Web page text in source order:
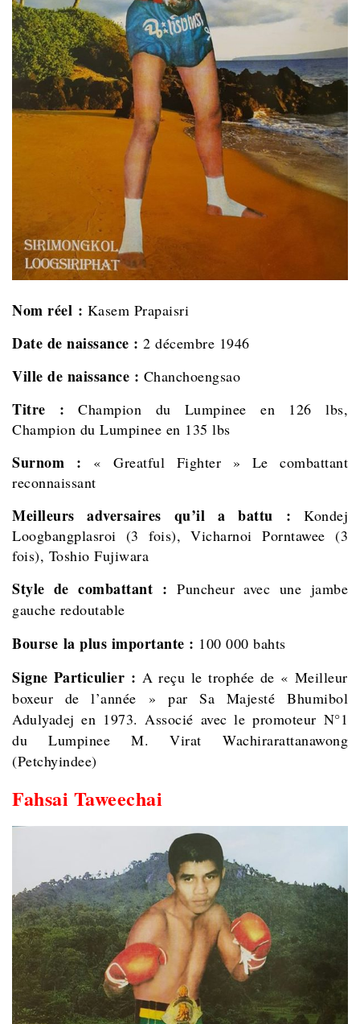
Nom réel : Kasem Prapaisri
Date de naissance : 2 décembre 1946
Ville de naissance : Chanchoengsao
Titre :Champion du Lumpinee en 126 lbs,
Champion du Lumpinee en 135 lbs
Surnom : « Greatful Fighter » Le combattant
reconnaissant
Meilleurs adversaires qu’il a battu : Kondej
Loogbangplasroi (3 fois), Vicharnoi Porntawee (3
fois), Toshio Fujiwara
Style de combattant :Puncheur avec une jambe
gauche redoutable
Bourse la plus importante : 100 000 bahts
Signe Particulier : A reçu le trophée de « Meilleur
boxeur de l’année » par Sa Majesté Bhumibol
Adulyadej en 1973. Associé avec le promoteur N°1
du Lumpinee M. Virat Wachirarattanawong
(Petchyindee)
Fahsai Taweechai